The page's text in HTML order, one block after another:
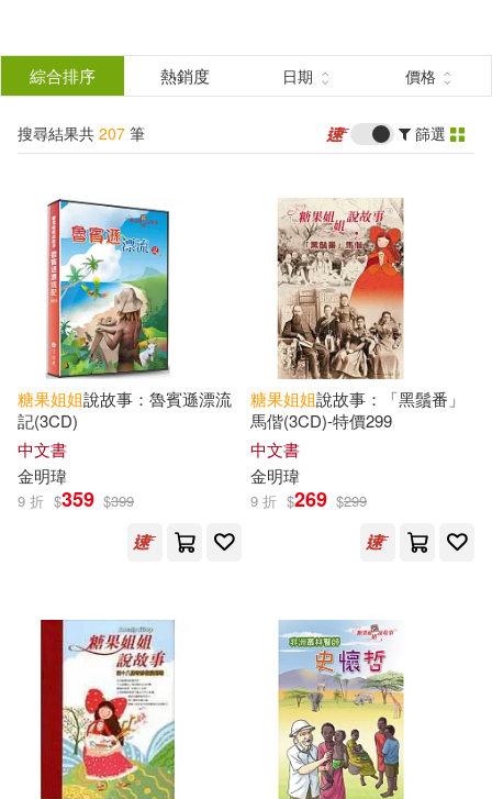
結
分類 (單選)
所有商品(207) 圖書(19)
有聲書(188)
作者 (可複選)
糖果姐姐(188) 金明瑋(8)
伍美珍(2) 伍美珍（主編）(2)
《意林》編輯部 編(1)
兩色風景(1) 本書編輯部編(1)
糖果姊姊(1) 糖果小俠(1)
綜合排序 熱銷度 日期 價格
搜尋結果共 207 筆 篩選
糖果姐姐說故事：魯賓遜漂流
記(3CD)
中文書
金明瑋
9 折 $359 $399
糖果姐姐說故事：「黑鬚番」
馬偕(3CD)-特價299
中文書
金明瑋
9 折 $269 $299